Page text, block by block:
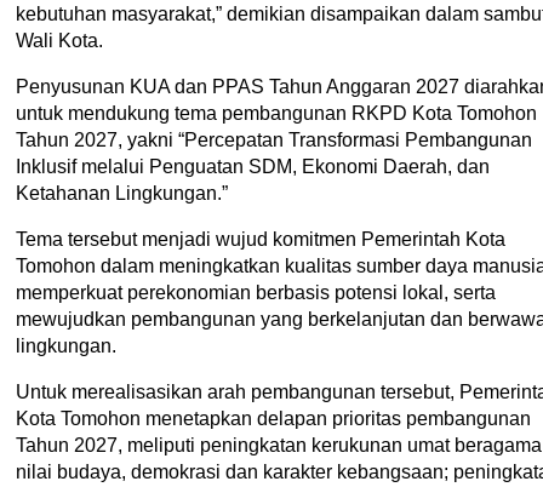
kebutuhan masyarakat,” demikian disampaikan dalam
Wali Kota.
Penyusunan KUA dan PPAS Tahun Anggaran 2027
untuk mendukung tema pembangunan RKPD Kota Tomohon
Tahun 2027, yakni “Percepatan Transformasi Pembangunan
Inklusif melalui Penguatan SDM, Ekonomi Daerah, dan
Ketahanan Lingkungan.”
Tema tersebut menjadi wujud komitmen Pemerintah Kota
Tomohon dalam meningkatkan kualitas sumber daya
memperkuat perekonomian berbasis potensi lokal, serta
mewujudkan pembangunan yang berkelanjutan dan
lingkungan.
Untuk merealisasikan arah pembangunan tersebut,
Kota Tomohon menetapkan delapan prioritas pembangunan
Tahun 2027, meliputi peningkatan kerukunan umat
nilai budaya, demokrasi dan karakter kebangsaan;